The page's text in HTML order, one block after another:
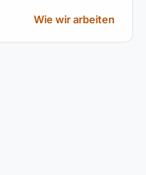
Wie wir arbeiten